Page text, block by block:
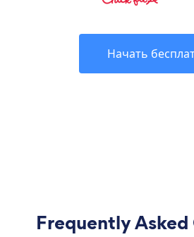
Начать
Frequently